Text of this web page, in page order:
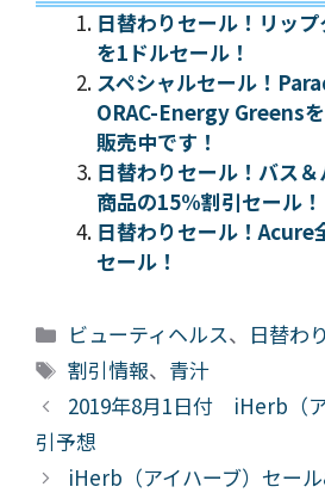
日替わりセール！リッ
を1ドルセール！
スペシャルセール！
ORAC-Energy Greens
販売中です！
日替わりセール！バス
商品の15%割引セール！
日替わりセール！Acure
セール！
カ
テ
ゴ
リ
ー
ビューティヘルス、 日替わ
タ
グ
割引情報、 青汁
2019年8月1日付 iHerb（
引予想
iHerb（アイハーブ）セー